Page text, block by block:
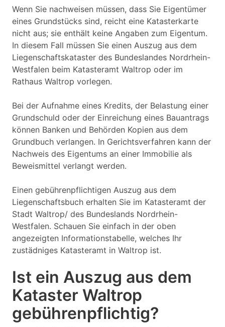
Wenn Sie nachweisen müssen, dass Sie Eigentümer
eines Grundstücks sind, reicht eine Katasterkarte
nicht aus; sie enthält keine Angaben zum Eigentum.
In diesem Fall müssen Sie einen Auszug aus dem
Liegenschaftskataster des Bundeslandes Nordrhein-
Westfalen beim Katasteramt Waltrop oder im
Rathaus Waltrop vorlegen.
Bei der Aufnahme eines Kredits, der Belastung einer
Grundschuld oder der Einreichung eines Bauantrags
können Banken und Behörden Kopien aus dem
Grundbuch verlangen. In Gerichtsverfahren kann der
Nachweis des Eigentums an einer Immobilie als
Beweismittel verlangt werden.
Einen gebührenpflichtigen Auszug aus dem
Liegenschaftsbuch erhalten Sie im Katasteramt der
Stadt Waltrop/ des Bundeslands Nordrhein-
Westfalen. Schauen Sie einfach in der oben
angezeigten Informationstabelle, welches Ihr
zustädniges Katasteramt in Waltrop ist.
Ist ein Auszug aus dem
Kataster Waltrop
gebührenpflichtig?